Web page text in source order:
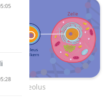
Nucleolus